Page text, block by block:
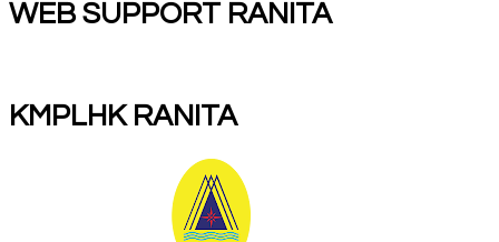
WEB SUPPORT RANITA
KMPLHK RANITA